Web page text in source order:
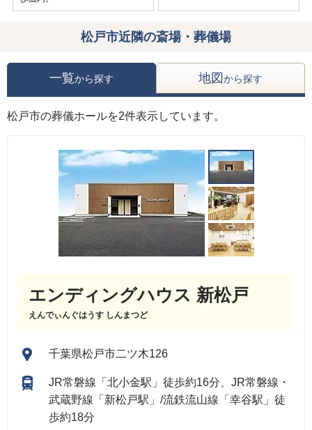
松戸市近隣の斎場・葬儀場
一覧から探す 地図から探す
松戸市の葬儀ホールを2件表示しています。
エンディングハウス 新松戸
えんでぃんぐはうす しんまつど
千葉県松戸市二ツ木126
JR常磐線「北小金駅」徒歩約16分、JR常磐線・
武蔵野線「新松戸駅」/流鉄流山線「幸谷駅」徒
歩約18分